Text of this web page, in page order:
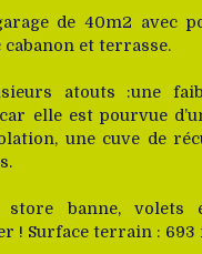
de 40m2 avec
et terrasse.
atouts :une
elle est pourvue
une cuve de
banne, volets
! Surface terrain : 693